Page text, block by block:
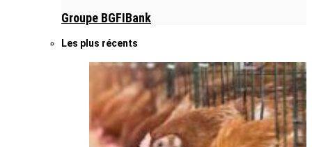
Groupe BGFIBank
Les plus récents